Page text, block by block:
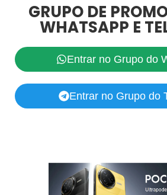
GRUPO DE
WHATSAPP E
Entrar no Grupo do
Entrar no Grupo do